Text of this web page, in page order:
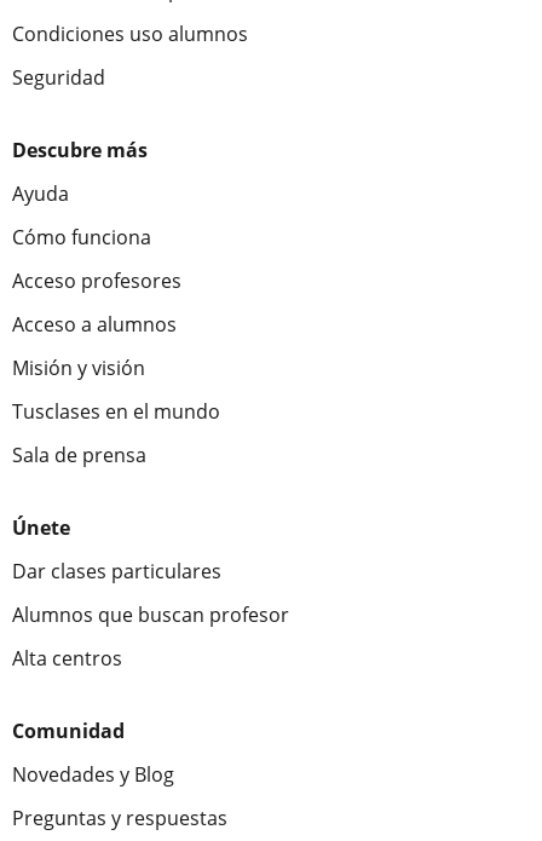
Condiciones uso alumnos
Seguridad
Descubre más
Ayuda
Cómo funciona
Acceso profesores
Acceso a alumnos
Misión y visión
Tusclases en el mundo
Sala de prensa
Únete
Dar clases particulares
Alumnos que buscan profesor
Alta centros
Comunidad
Novedades y Blog
Preguntas y respuestas